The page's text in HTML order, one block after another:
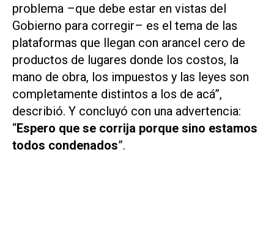
problema –que debe estar en vistas del
Gobierno para corregir– es el tema de las
plataformas que llegan con arancel cero de
productos de lugares donde los costos, la
mano de obra, los impuestos y las leyes son
completamente distintos a los de acá”,
describió. Y concluyó con una advertencia:
“Espero que se corrija porque sino estamos
todos condenados”.